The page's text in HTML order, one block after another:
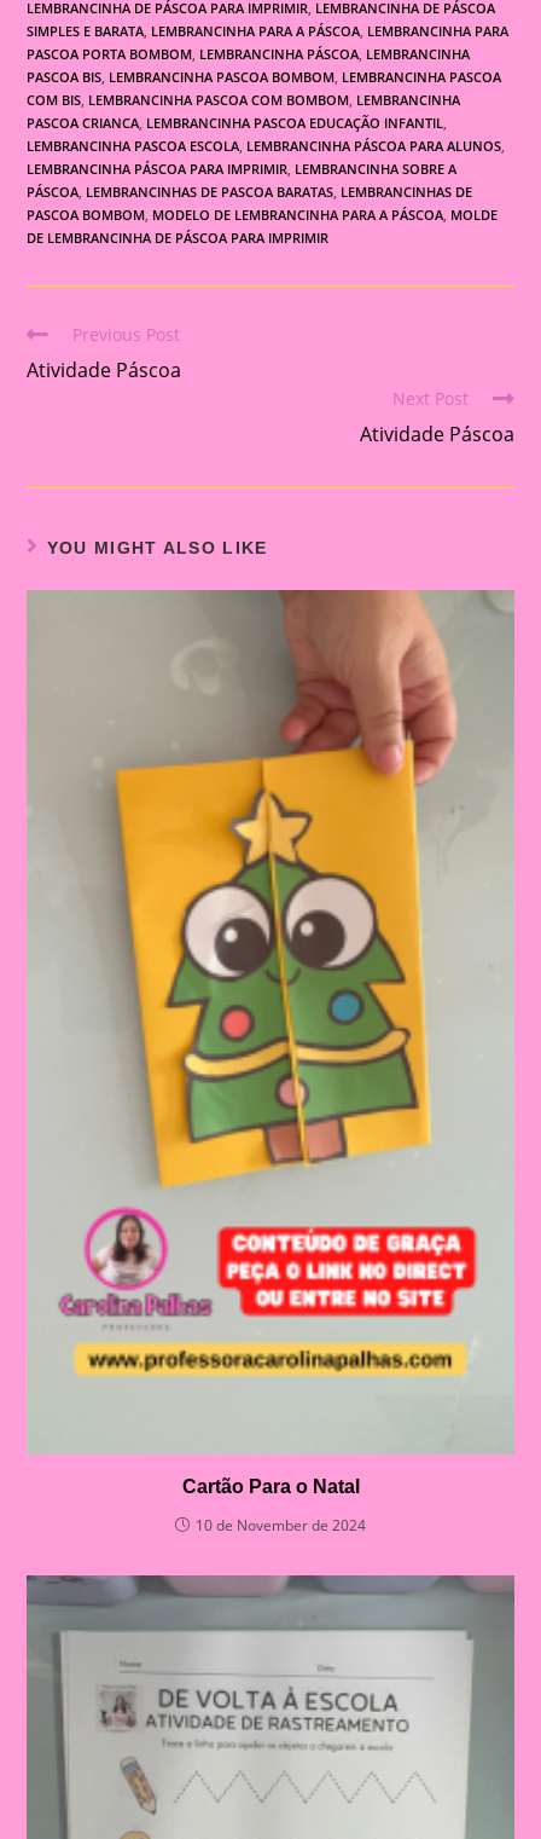
LEMBRANCINHA DE PÁSCOA PARA IMPRIMIR LEMBRANCINHA DE PÁSCOA
SIMPLES E BARATA LEMBRANCINHA PARA A PÁSCOA LEMBRANCINHA PARA
PASCOA PORTA BOMBOM LEMBRANCINHA PÁSCOA LEMBRANCINHA
PASCOA BIS LEMBRANCINHA PASCOA BOMBOM LEMBRANCINHA PASCOA
COM BIS LEMBRANCINHA PASCOA COM BOMBOM LEMBRANCINHA
PASCOA CRIANCA LEMBRANCINHA PASCOA EDUCAÇÃO INFANTIL
LEMBRANCINHA PASCOA ESCOLA LEMBRANCINHA PÁSCOA PARA ALUNOS
LEMBRANCINHA PÁSCOA PARA IMPRIMIR LEMBRANCINHA SOBRE A
PÁSCOA LEMBRANCINHAS DE PASCOA BARATAS LEMBRANCINHAS DE
PASCOA BOMBOM MODELO DE LEMBRANCINHA PARA A PÁSCOA MOLDE
DE LEMBRANCINHA DE PÁSCOA PARA IMPRIMIR
Read
more
Previous Post
Atividade Páscoa
Next Post
Atividade Páscoa
YOU MIGHT ALSO LIKE
Cartão Para o Natal
10 de November de 2024